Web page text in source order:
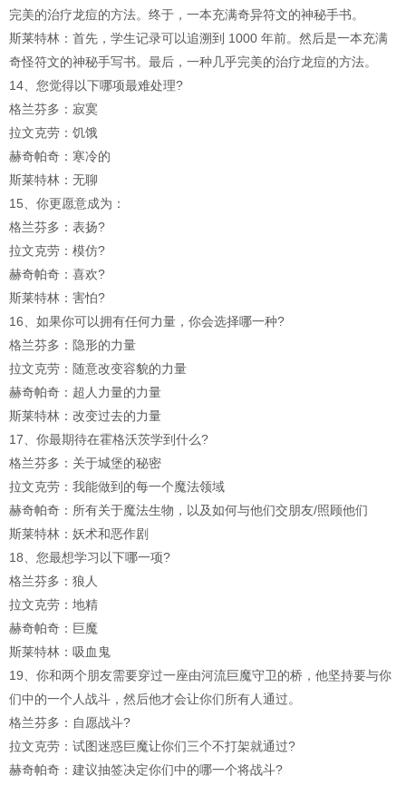
完美的治疗龙痘的方法。终于，一本充满奇异符文的神秘手书。
斯莱特林：首先，学生记录可以追溯到 1000 年前。然后是一本充满
奇怪符文的神秘手写书。最后，一种几乎完美的治疗龙痘的方法。
14、您觉得以下哪项最难处理?
格兰芬多：寂寞
拉文克劳：饥饿
赫奇帕奇：寒冷的
斯莱特林：无聊
15、你更愿意成为：
格兰芬多：表扬?
拉文克劳：模仿?
赫奇帕奇：喜欢?
斯莱特林：害怕?
16、如果你可以拥有任何力量，你会选择哪一种?
格兰芬多：隐形的力量
拉文克劳：随意改变容貌的力量
赫奇帕奇：超人力量的力量
斯莱特林：改变过去的力量
17、你最期待在霍格沃茨学到什么?
格兰芬多：关于城堡的秘密
拉文克劳：我能做到的每一个魔法领域
赫奇帕奇：所有关于魔法生物，以及如何与他们交朋友/照顾他们
斯莱特林：妖术和恶作剧
18、您最想学习以下哪一项?
格兰芬多：狼人
拉文克劳：地精
赫奇帕奇：巨魔
斯莱特林：吸血鬼
19、你和两个朋友需要穿过一座由河流巨魔守卫的桥，他坚持要与你
们中的一个人战斗，然后他才会让你们所有人通过。
格兰芬多：自愿战斗?
拉文克劳：试图迷惑巨魔让你们三个不打架就通过?
赫奇帕奇：建议抽签决定你们中的哪一个将战斗?